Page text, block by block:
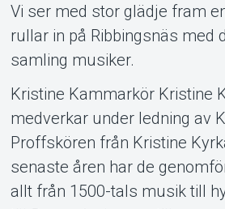
Vi ser med stor glädje fram
rullar in på Ribbingsnäs med
samling musiker.
Kristine Kammarkör Kristine
medverkar under ledning av
Proffskören från Kristine
senaste åren har de
allt från 1500-tals musik till